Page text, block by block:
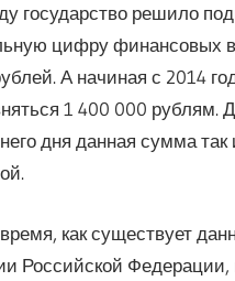
государство решило
цифру финансовых
А начиная с 2014
1 400 000 рублям.
дня данная сумма так
как существует
Российской